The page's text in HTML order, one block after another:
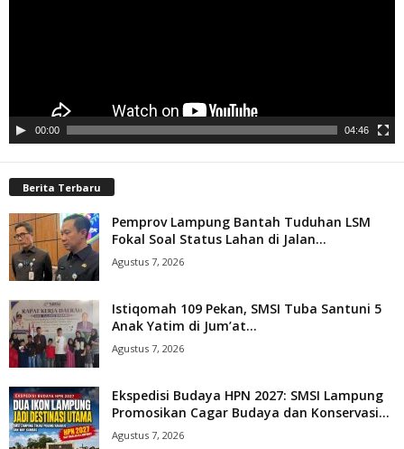
00:00 04:46
Berita Terbaru
Pemprov Lampung Bantah Tuduhan LSM
Fokal Soal Status Lahan di Jalan...
Agustus 7, 2026
Istiqomah 109 Pekan, SMSI Tuba Santuni 5
Anak Yatim di Jum’at...
Agustus 7, 2026
Ekspedisi Budaya HPN 2027: SMSI Lampung
Promosikan Cagar Budaya dan Konservasi...
Agustus 7, 2026